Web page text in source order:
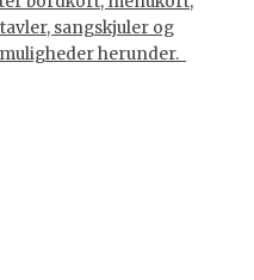
sangskjuler og
herunder.